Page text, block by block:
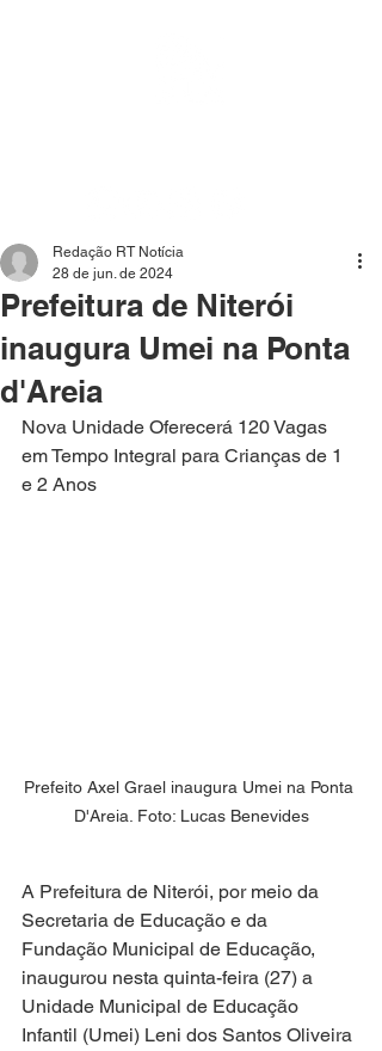
Prefeitura de Niterói
inaugura Umei na Ponta
d'Areia
Redação RT Notícia
28 de jun. de 2024
Nova Unidade Oferecerá 120 Vagas
em Tempo Integral para Crianças de 1
e 2 Anos
Prefeito Axel Grael inaugura Umei na Ponta
D'Areia. Foto: Lucas Benevides
A Prefeitura de Niterói, por meio da
Secretaria de Educação e da
Fundação Municipal de Educação,
inaugurou nesta quinta-feira (27) a
Unidade Municipal de Educação
Infantil (Umei) Leni dos Santos Oliveira